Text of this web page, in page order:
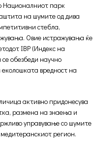
Националниот парк
на шумите од дива
стебла,
Овие истражувања ќе
IBP (Индекс на
се обезбеди научно
вредност на
активно придонесува
размена на знаења и
управување со шумите
регион.